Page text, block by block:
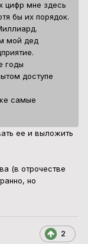
цифр мне здесь
бы их порядок.
мой дед
годы
доступе
самые
ее и выложить
(в отрочестве
но
2